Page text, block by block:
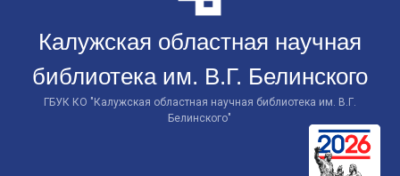
Калужская областная научная
библиотека им. В.Г. Белинского
ГБУК КО "Калужская областная научная библиотека им. В.Г.
Белинского"